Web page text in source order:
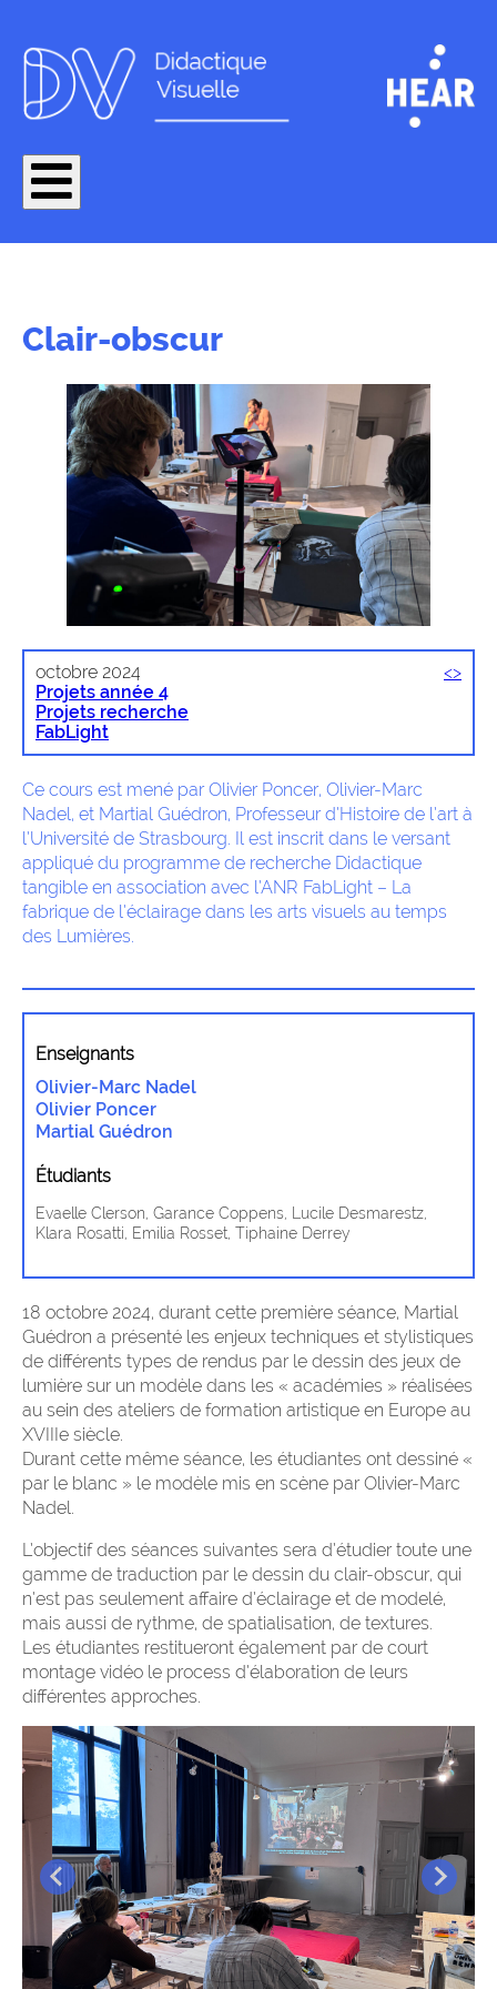
Clair-obscur
octobre 2024
Projets année 4
Projets recherche
FabLight
<>
Ce cours est mené par Olivier Poncer, Olivier-Marc
Nadel, et Martial Guédron, Professeur d’Histoire de l’art à
l’Université de Strasbourg. Il est inscrit dans le versant
appliqué du programme de recherche Didactique
tangible en association avec l’ANR FabLight – La
fabrique de l’éclairage dans les arts visuels au temps
des Lumières.
Enseignants
Olivier-Marc Nadel
Olivier Poncer
Martial Guédron
Étudiants
Evaelle Clerson, Garance Coppens, Lucile Desmarestz,
Klara Rosatti, Emilia Rosset, Tiphaine Derrey
18 octobre 2024, durant cette première séance, Martial
Guédron a présenté les enjeux techniques et stylistiques
de différents types de rendus par le dessin des jeux de
lumière sur un modèle dans les « académies » réalisées
au sein des ateliers de formation artistique en Europe au
XVIIIe siècle.
Durant cette même séance, les étudiantes ont dessiné «
par le blanc » le modèle mis en scène par Olivier-Marc
Nadel.
L’objectif des séances suivantes sera d’étudier toute une
gamme de traduction par le dessin du clair-obscur, qui
n’est pas seulement affaire d’éclairage et de modelé,
mais aussi de rythme, de spatialisation, de textures.
Les étudiantes restitueront également par de court
montage vidéo le process d’élaboration de leurs
différentes approches.